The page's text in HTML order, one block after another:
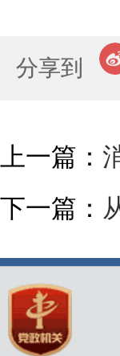
分享到
上一篇：
下一篇：